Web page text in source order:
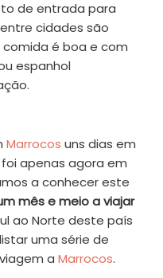
de entrada para
cidades são
é boa e com
espanhol
Marrocos uns dias em
foi apenas agora em
a conhecer este
mês e meio a viajar
ao Norte deste país
uma série de
a Marrocos.